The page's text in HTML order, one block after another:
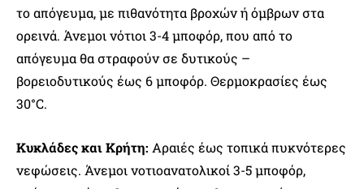
το απόγευμα, με πιθανότητα βροχών ή όμβρων στα
ορεινά. Άνεμοι νότιοι 3-4 μποφόρ, που από το
απόγευμα θα στραφούν σε δυτικούς –
βορειοδυτικούς έως 6 μποφόρ. Θερμοκρασίες έως
30°C.
Κυκλάδες και Κρήτη: Αραιές έως τοπικά πυκνότερες
νεφώσεις. Άνεμοι νοτιοανατολικοί 3-5 μποφόρ,